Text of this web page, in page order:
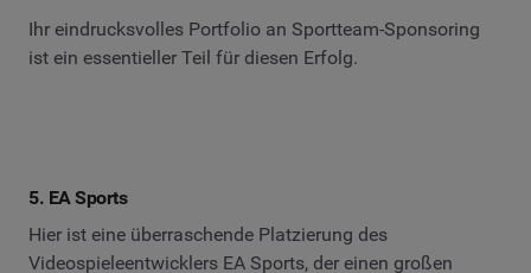
Ihr eindrucksvolles Portfolio an Sportteam-Sponsoring
ist ein essentieller Teil für diesen Erfolg.
5. EA Sports
Hier ist eine überraschende Platzierung des
Videospieleentwicklers EA Sports, der einen großen